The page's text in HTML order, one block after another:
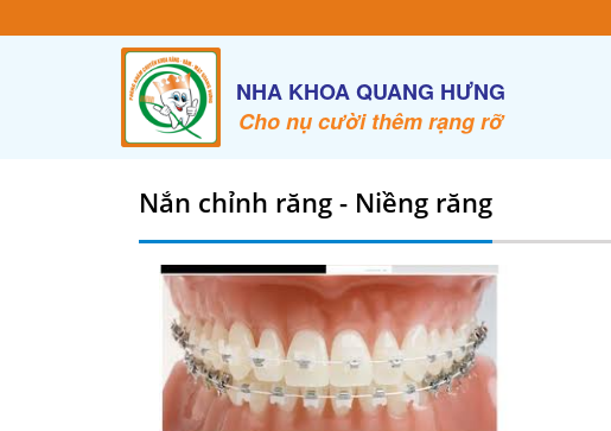
NHA KHOA QUANG HƯNG
Cho nụ cười thêm rạng rỡ
Nắn chỉnh răng - Niềng răng